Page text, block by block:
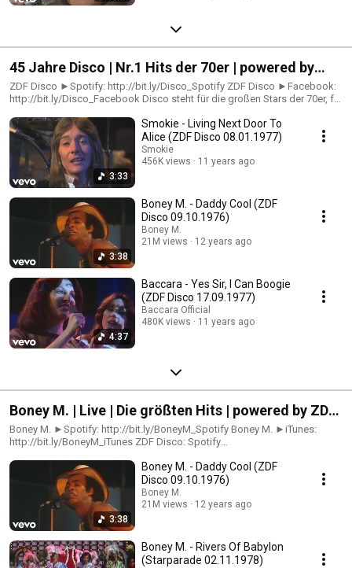
45 Jahre Disco | Nr.1 Hits der 70er | powered by
ZDF Disco
ZDF Disco ►Spotify: http://bit.ly/Disco_Spotify ZDF Disco ►Facebook:
http://bit.ly/Disco_Facebook Disco steht für die großen Stars der 70er, für
einfühlsame Balladen und auch für deutsche Kultschlager – und genau
das findest du hier, inklusive passender Playlists! Homepage
►http://bit.ly/Disco_Homepage
3:33
Smokie - Living Next Door To
Alice (ZDF Disco 08.01.1977)
Smokie
456K views
11 years ago
3:38
Boney M. - Daddy Cool (ZDF
Disco 09.10.1976)
Boney M.
21M views
12 years ago
4:37
Baccara - Yes Sir, I Can Boogie
(ZDF Disco 17.09.1977)
Baccara Official
480K views
11 years ago
Boney M. | Live | Die größten Hits | powered by ZDF
Disco
Boney M. ►Spotify: http://bit.ly/BoneyM_Spotify Boney M. ►iTunes:
http://bit.ly/BoneyM_iTunes ZDF Disco: Spotify
ZDF Disco steht für die großen Stars der 70er, für exzellenten Disco-
Sound, Top Chart Hits, explosive Glitterposen, einfühlsame Balladen und
auch für deutsche Kultschlager – und genau das findest du hier, inklusive
passender Playlists! Homepage ►http://bit.ly/Disco_Homepage
3:38
Boney M. - Daddy Cool (ZDF
Disco 09.10.1976)
Boney M.
21M views
12 years ago
Boney M. - Rivers Of Babylon
(Starparade 02.11.1978)